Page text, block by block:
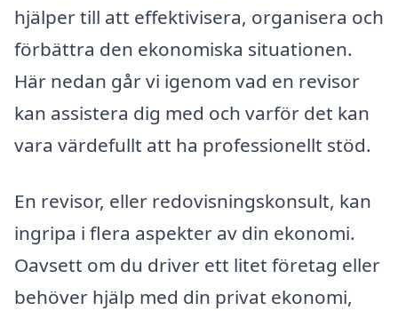
hjälper till att effektivisera, organisera och
förbättra den ekonomiska situationen.
Här nedan går vi igenom vad en revisor
kan assistera dig med och varför det kan
vara värdefullt att ha professionellt stöd.
En revisor, eller redovisningskonsult, kan
ingripa i flera aspekter av din ekonomi.
Oavsett om du driver ett litet företag eller
behöver hjälp med din privat ekonomi,